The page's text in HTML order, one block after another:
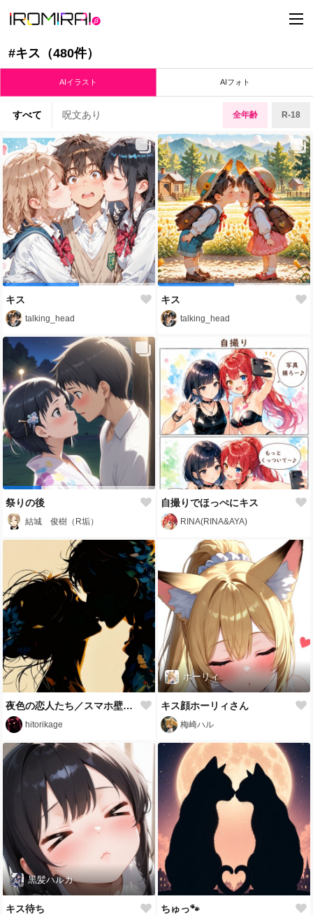
t
o
e
v
i
g
t
i
o
n
#キス（480件）
AIイラスト AIフォト
すべて 呪文あり 全年齢 R-18
キス
talking_head
キス
talking_head
祭りの後
結城 俊樹（R垢）
自撮りでほっぺにキス
RINA(RINA&AYA)
夜色の恋人たち／スマホ壁紙アーカイブ
hitorikage
ホーリィ
キス顔ホーリィさん
梅崎ハル
黒髪ハルカ
キス待ち ちゅっ🐾